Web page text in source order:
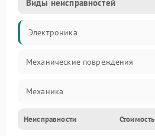
Виды неисправностей
Электроника
Механические повреждения
Механика
Управление
Неисправности Стоимость